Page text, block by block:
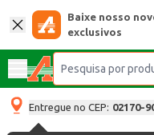
Baixe nosso
exclusivos
Entregue no CEP: 02170-